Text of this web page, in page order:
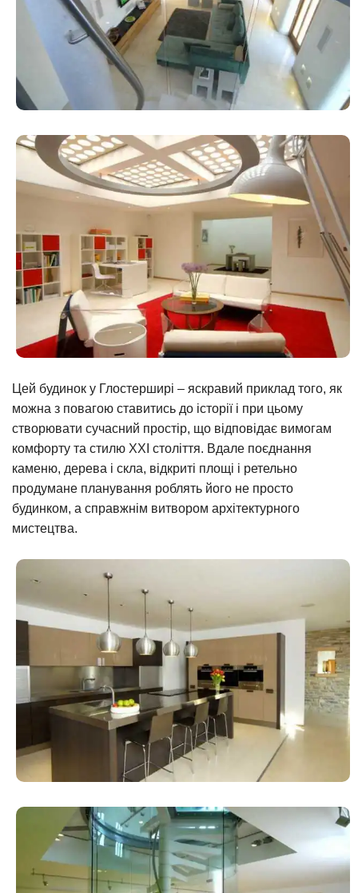
Цей будинок у Глостерширі – яскравий приклад того, як
можна з повагою ставитись до історії і при цьому
створювати сучасний простір, що відповідає вимогам
комфорту та стилю XXI століття. Вдале поєднання
каменю, дерева і скла, відкриті площі і ретельно
продумане планування роблять його не просто
будинком, а справжнім витвором архітектурного
мистецтва.